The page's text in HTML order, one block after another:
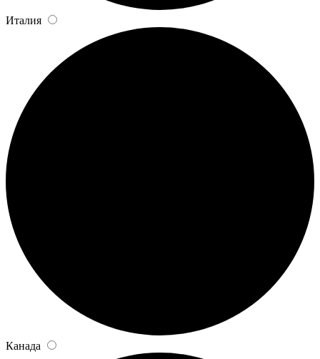
Италия
Канада